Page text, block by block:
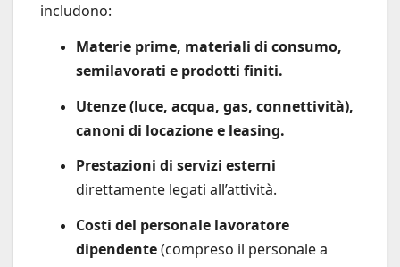
includono:
Materie prime, materiali di consumo,
semilavorati e prodotti finiti.
Utenze (luce, acqua, gas, connettività),
canoni di locazione e leasing.
Prestazioni di servizi esterni
direttamente legati all’attività.
Costi del personale lavoratore
dipendente(compreso il personale a